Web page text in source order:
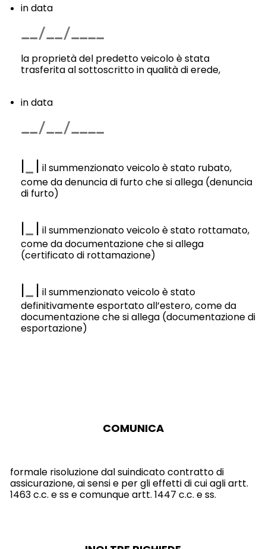
in data
la proprietà del predetto veicolo è stata
trasferita al sottoscritto in qualità di erede,
in data
| | il summenzionato veicolo è stato rubato,
come da denuncia di furto che si allega (denuncia
di furto)
| | il summenzionato veicolo è stato rottamato,
come da documentazione che si allega
(certificato di rottamazione)
| | il summenzionato veicolo è stato
definitivamente esportato all’estero, come da
documentazione che si allega (documentazione di
esportazione)
COMUNICA
formale risoluzione dal suindicato contratto di
assicurazione, ai sensi e per gli effetti di cui agli artt.
1463 c.c. e ss e comunque artt. 1447 c.c. e ss.